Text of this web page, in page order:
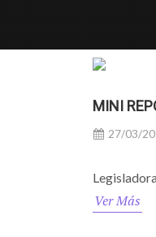
MINI
27/03/
Ver Más